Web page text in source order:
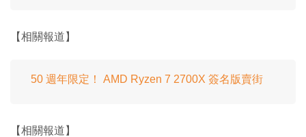
【相關報道】
50 週年限定！ AMD Ryzen 7 2700X 簽名版賣街
【相關報道】